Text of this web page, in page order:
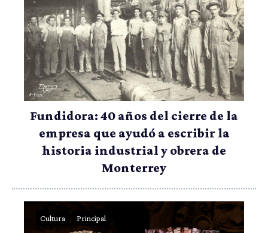
Fundidora: 40 años del cierre de la
empresa que ayudó a escribir la
historia industrial y obrera de
Monterrey
Cultura Principal